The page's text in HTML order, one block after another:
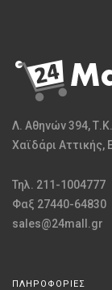
Λ. Αθηνών 394,
Χαϊδάρι Αττικής,
Τηλ. 211-1004777
Φαξ 27440-64830
sales@24mall.gr
ΠΛΗΡΟΦΟΡΙΕΣ